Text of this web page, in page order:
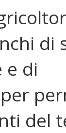
di
e di
del